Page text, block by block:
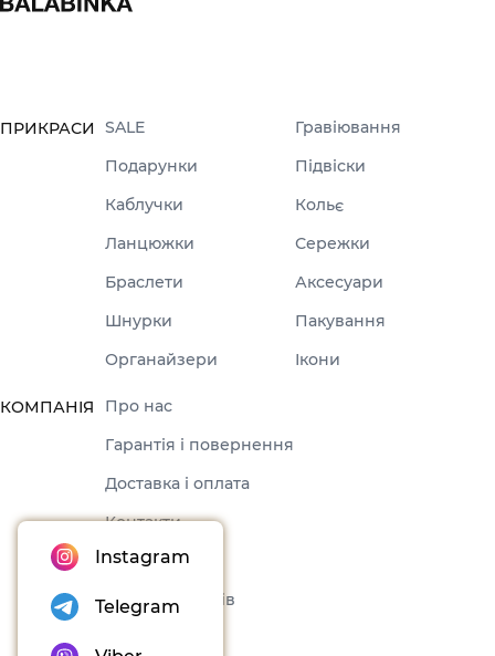
ПРИКРАСИ SALE
Гравіювання
Подарунки
Підвіски
Каблучки
Кольє
Ланцюжки
Сережки
Браслети
Аксесуари
Шнурки
Пакування
Органайзери
Ікони
КОМПАНІЯ
Про нас
Гарантія і повернення
Доставка і оплата
Контакти
Оферта
Набори товарів
Instagram
Telegram